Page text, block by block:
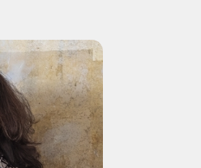
par les plafonds. Et pour terminer,
en peinture, en matières
habiller les murs. Ces
à donner du relief, parfois plus
chaleureux cet appartement